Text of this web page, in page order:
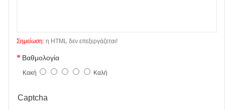
Σημείωση: η HTML δεν επεξεργάζεται!
Βαθμολογία
Κακή Καλή
Captcha